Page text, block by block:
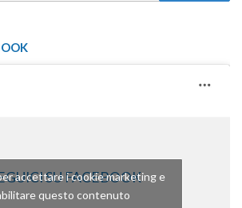
SU FACEBOOK
accettare i cookie marketing e
questo contenuto